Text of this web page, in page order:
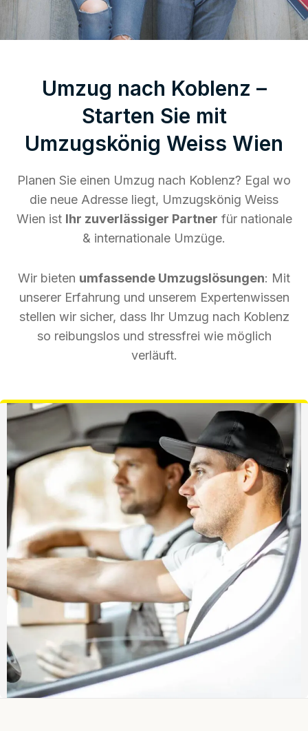
Umzug nach Koblenz –
Starten Sie mit
Umzugskönig Weiss Wien
Planen Sie einen Umzug nach Koblenz? Egal wo
die neue Adresse liegt, Umzugskönig Weiss
Wien ist Ihr zuverlässiger Partner für nationale
& internationale Umzüge.
Wir bieten umfassende Umzugslösungen: Mit
unserer Erfahrung und unserem Expertenwissen
stellen wir sicher, dass Ihr Umzug nach Koblenz
so reibungslos und stressfrei wie möglich
verläuft.